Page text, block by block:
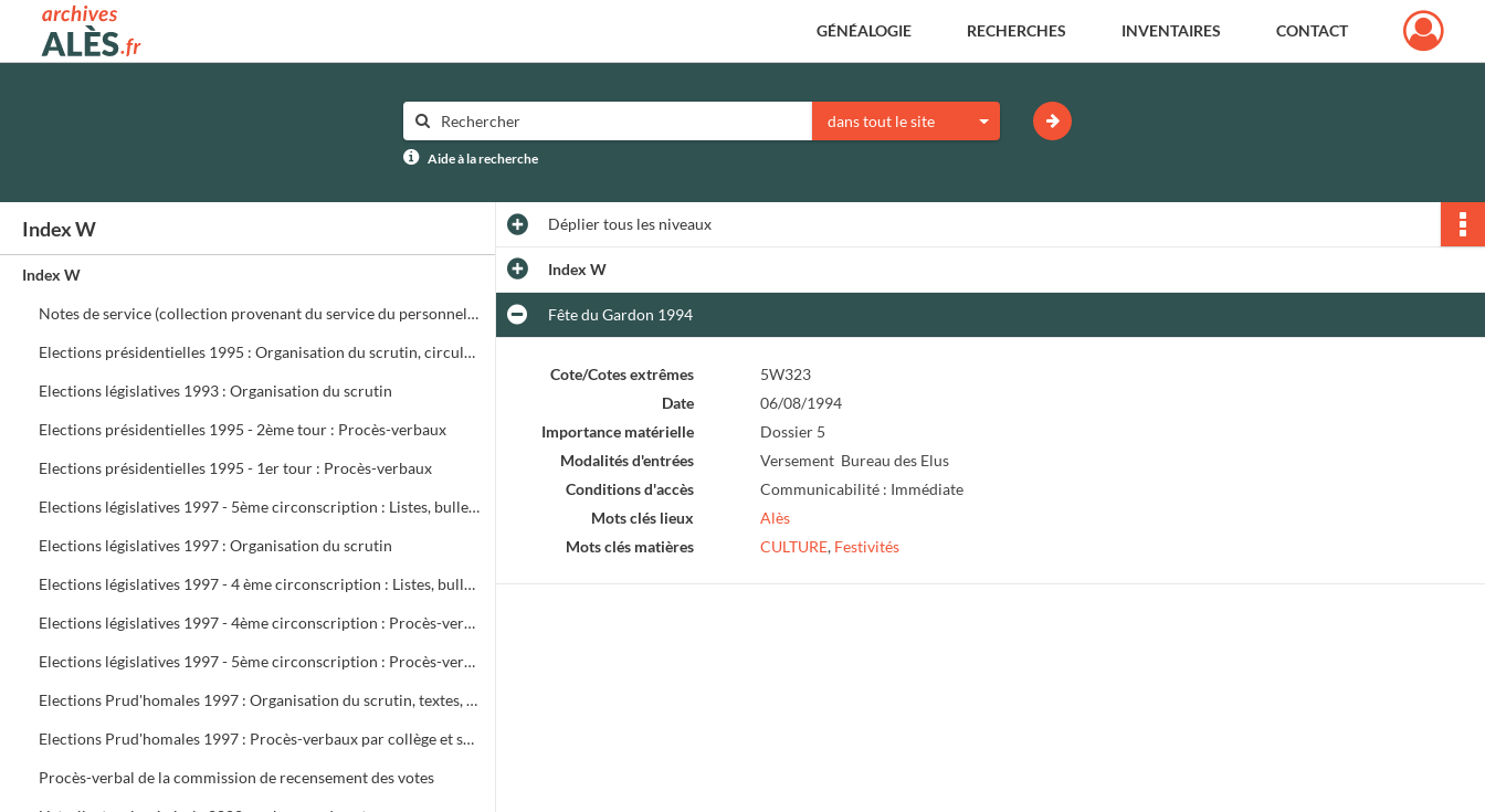
Archives municipales d'Alès GÉNÉALOGIE RECHERCHES INVENTAIRES CONTACT
dans tout le site
Aide à la recherche
Index W
Index W
Notes de service (collection provenant du service du personnel) ffffff
Elections présidentielles 1995 : Organisation du scrutin, circulaires, assesseurs, délégués, présidents de bureau de vote
Elections législatives 1993 : Organisation du scrutin
Elections présidentielles 1995 - 2ème tour : Procès-verbaux
Elections présidentielles 1995 - 1er tour : Procès-verbaux
Elections législatives 1997 - 5ème circonscription : Listes, bulletins de vote, délégués et assesseurs
Elections législatives 1997 : Organisation du scrutin
Elections législatives 1997 - 4 ème circonscription : Listes, bulletins de vote, délégués et assesseurs
Elections législatives 1997 - 4ème circonscription : Procès-verbaux
Elections législatives 1997 - 5ème circonscription : Procès-verbaux
Elections Prud'homales 1997 : Organisation du scrutin, textes, représentants des organisations professionnelles et syndicales, délégués, bureaux de vote, tableaux de vote par correspondance
Elections Prud'homales 1997 : Procès-verbaux par collège et section
Procès-verbal de la commission de recensement des votes
Dépliertous les niveaux
Index W
Fête du Gardon 1994
Cote/Cotes extrêmes
5W323
Date
06/08/1994
Importance matérielle
Dossier 5
Modalités d'entrées
Versement Bureau des Elus
Conditions d'accès
Communicabilité : Immédiate
Mots clés lieux
Alès
Mots clés matières
CULTURE, Festivités